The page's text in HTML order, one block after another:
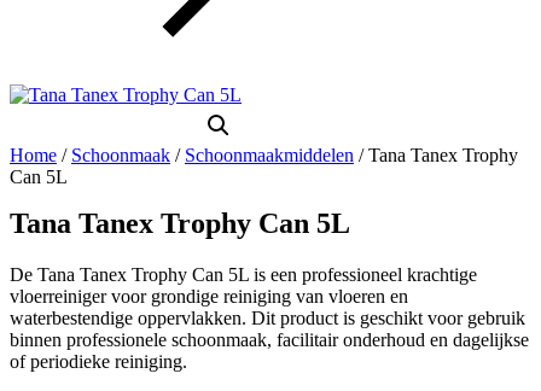
Home / Schoonmaak / Schoonmaakmiddelen / Tana Tanex Trophy
Can 5L
Tana Tanex Trophy Can 5L
De Tana Tanex Trophy Can 5L is een professioneel krachtige
vloerreiniger voor grondige reiniging van vloeren en
waterbestendige oppervlakken. Dit product is geschikt voor gebruik
binnen professionele schoonmaak, facilitair onderhoud en dagelijkse
of periodieke reiniging.